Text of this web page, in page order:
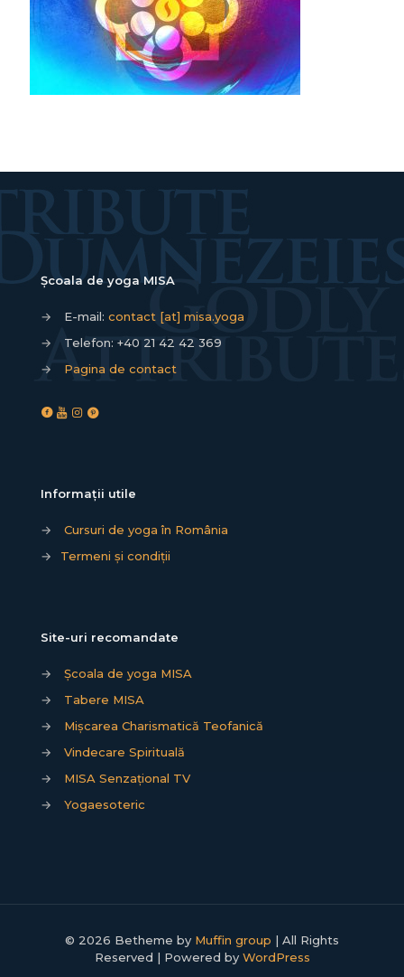
Școala de yoga MISA
→ E-mail: contact [at] misa.yoga
→
Telefon: +40 21 42 42 369
→
Pagina de contact
Informații utile
→
Cursuri de yoga în România
→
Termeni și condiții
Site-uri recomandate
→
Școala de yoga MISA
→
Tabere MISA
→
Mișcarea Charismatică Teofanică
→
Vindecare Spirituală
→
MISA Senzațional TV
→
Yogaesoteric
© 2026 Betheme by Muffin group | All Rights
Reserved | Powered by WordPress